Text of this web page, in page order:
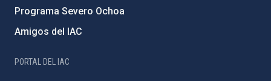
Programa Severo Ochoa
Amigos del IAC
PORTAL DEL IAC